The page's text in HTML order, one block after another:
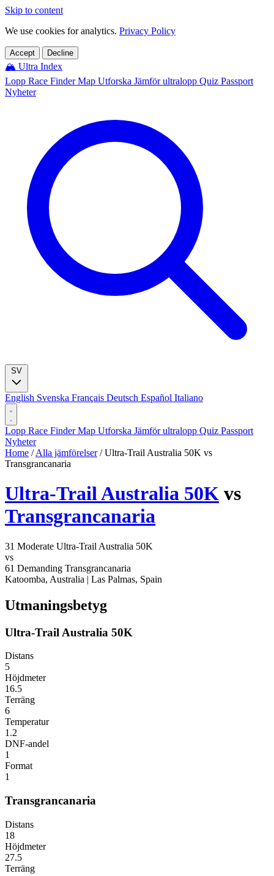
Skip to content
We use cookies for analytics. Privacy Policy
Accept Decline
🏔️ Ultra Index
Lopp Race FinderMap Utforska Jämför ultralopp Quiz Passport
Nyheter
English Svenska Français Deutsch Español Italiano
Lopp Race FinderMap Utforska Jämför ultralopp Quiz Passport
Nyheter
Home / Alla jämförelser / Ultra-Trail Australia 50K vs
Transgrancanaria
Ultra-Trail Australia 50K vs
Transgrancanaria
31 Moderate Ultra-Trail Australia 50K
vs
61 Demanding Transgrancanaria
Katoomba, Australia | Las Palmas, Spain
Utmaningsbetyg
Ultra-Trail Australia 50K
Distans
5
Höjdmeter
16.5
Terräng
6
Temperatur
1.2
DNF-andel
1
Format
1
Transgrancanaria
Distans
18
Höjdmeter
27.5
Terräng